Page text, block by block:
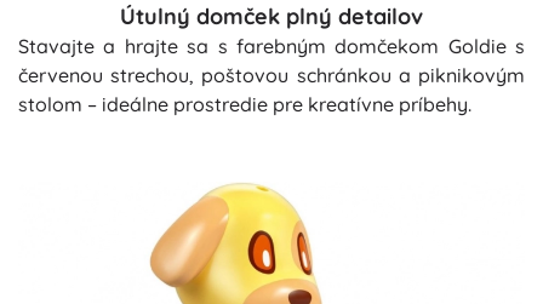
Útulný domček plný detailov
Stavajte a hrajte sa s farebným domčekom Goldie s
červenou strechou, poštovou schránkou a piknikovým
stolom – ideálne prostredie pre kreatívne príbehy.